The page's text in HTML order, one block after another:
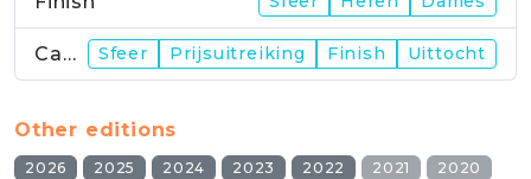
Campus Sfeer Prijsuitreiking Finish Uittocht
Other editions
2026 2025 2024 2023 2022 2021
2020